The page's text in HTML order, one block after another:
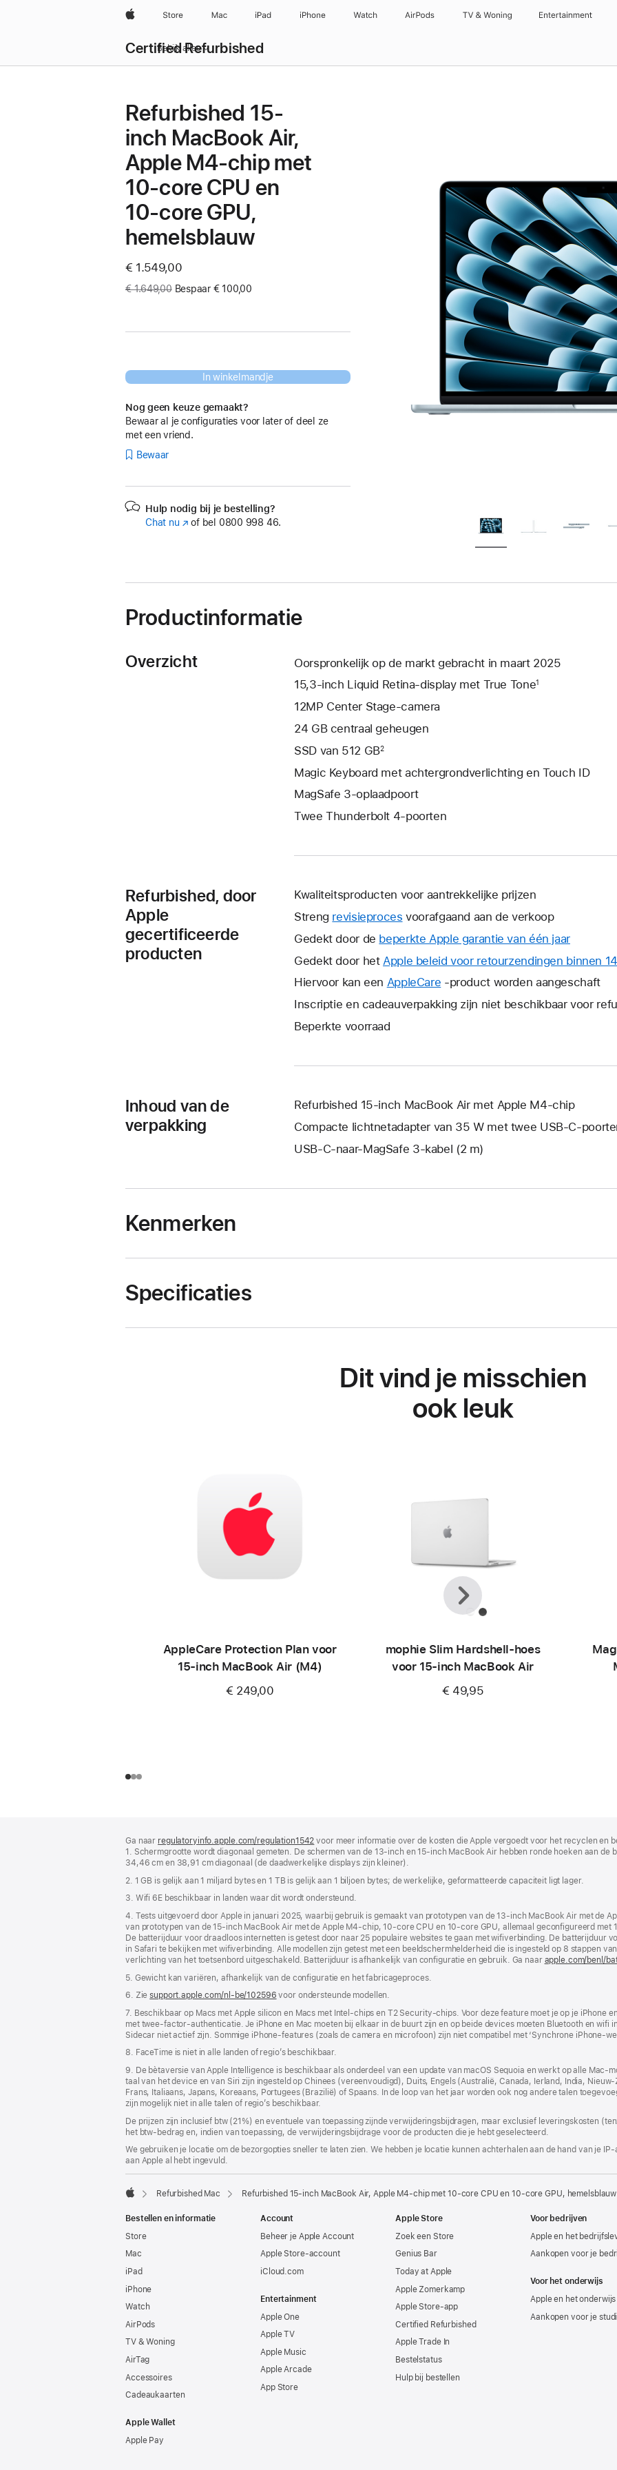
AppleStore Mac iPad iPhone Watch AirPods TV & Woning Entertainment
Certified Refurbished
Bekijk alles
Refurbished 15-
inch MacBook Air,
Apple M4-chip met
10‑core CPU en
10‑core GPU,
hemelsblauw
Now
€ 1.549,00
Was
€ 1.649,00 Bespaar € 100,00
In winkelmandje
Nog geen keuze gemaakt?
Bewaar al je configuraties voor later of deel ze
met een vriend.
Bewaar
Hulp nodig bij je bestelling?
Chat nu (Wordt
of bel 0800 998 46.
Productinformatie
Overzicht
Oorspronkelijk op de markt gebracht in maart 2025
15,3‑inch Liquid Retina‑display met True Tone1
12MP Center Stage-camera
24 GB centraal geheugen
SSD van 512 GB2
Magic Keyboard met achtergrondverlichting en Touch ID
MagSafe 3-oplaadpoort
Twee Thunderbolt 4-poorten
Refurbished, door
Apple
gecertificeerde
producten
Kwaliteitsproducten voor aantrekkelijke prijzen
Streng revisieproces voorafgaand aan de verkoop
Gedekt door de beperkte Apple garantie van één jaarHierdoor
wordt
een
nieuw
Gedekt door het Apple beleid voor retourzendingen binnen
Hiervoor kan een AppleCare Hierdoor
wordt
venster
-product worden aangeschaft
Inscriptie en cadeauverpakking zijn niet beschikbaar voor
Beperkte voorraad
Inhoud van de
verpakking
Refurbished 15-inch MacBook Air met Apple M4-chip
Compacte lichtnetadapter van 35 W met twee USB‑C-
USB‑C-naar-MagSafe 3-kabel (2 m)
Kenmerken
Specificaties
Dit vind je misschien
ook leuk
AppleCare Protection Plan voor
15‑inch MacBook Air (M4)
€ 249,00
mophie Slim Hardshell-hoes
voor 15‑inch MacBook Air
€ 49,95
Vorige
Volgende
Ga naar regulatoryinfo.apple.com/regulation1542 (wordt
in
nieuw
geopend)
voor meer informatie over de kosten die Apple vergoedt voor het recyclen en
1. Schermgrootte wordt diagonaal gemeten. De schermen van de 13‑inch en 15‑inch MacBook Air hebben ronde hoeken aan de
34,46 cm en 38,91 cm diagonaal (de daadwerkelijke displays zijn kleiner).
2. 1 GB is gelijk aan 1 miljard bytes en 1 TB is gelijk aan 1 biljoen bytes; de werkelijke, geformatteerde capaciteit ligt lager.
3. Wifi 6E beschikbaar in landen waar dit wordt ondersteund.
4. Tests uitgevoerd door Apple in januari 2025, waarbij gebruik is gemaakt van prototypen van de 13‑inch MacBook Air met de
van prototypen van de 15‑inch MacBook Air met de Apple M4‑chip, 10‑core CPU en 10‑core GPU, allemaal geconfigureerd met
De batterijduur voor draadloos internetten is getest door naar 25 populaire websites te gaan met wifiverbinding. De batterijduur
in Safari te bekijken met wifiverbinding. Alle modellen zijn getest met een beeldscherm­helderheid die is ingesteld op 8 stappen
verlichting van het toetsenbord uitgeschakeld. Batterijduur is afhankelijk van configuratie en gebruik. Ga naar apple.com/benl/
5. Gewicht kan variëren, afhankelijk van de configuratie en het fabricageproces.
6. Ziesupport.apple.com/nl-be/102596 voor ondersteunde modellen.
7. Beschikbaar op Macs met Apple silicon en Macs met Intel-chips en T2 Security-chips. Voor deze feature moet je op je iPhone
met twee-factor-authenticatie. Je iPhone en Mac moeten bij elkaar in de buurt zijn en op beide devices moeten Bluetooth en wifi
Sidecar niet actief zijn. Sommige iPhone-features (zoals de camera en microfoon) zijn niet compatibel met ‘Synchrone iPhone-
8. FaceTime is niet in alle landen of regio’s beschikbaar.
9. De bètaversie van Apple Intelligence is beschikbaar als onderdeel van een update van macOS Sequoia en werkt op alle Mac-
taal van het device en van Siri zijn ingesteld op Chinees (vereenvoudigd), Duits, Engels (Australië, Canada, Ierland, India,
Frans, Italiaans, Japans, Koreaans, Portugees (Brazilië) of Spaans. In de loop van het jaar worden ook nog andere talen
zijn mogelijk niet in alle talen of regio’s beschikbaar.
De prijzen zijn inclusief btw (21%) en eventuele van toepassing zijnde verwijderingsbijdragen, maar exclusief leveringskosten
het btw-bedrag en, indien van toepassing, de verwijderingsbijdrage voor de producten die je hebt geselecteerd.
We gebruiken je locatie om de bezorgopties sneller te laten zien. We hebben je locatie kunnen achterhalen aan de hand van je
aan Apple al hebt ingevuld.
Refurbished Mac Refurbished 15-inch MacBook Air, Apple M4-chip met 10‑core CPU en 10‑core GPU, hemelsblauw
Bestellen en informatie
Store
Mac
iPad
iPhone
Watch
AirPods
TV & Woning
AirTag
Accessoires
Cadeaukaarten
Apple Wallet
Apple Pay
Account
Beheer je Apple Account
Apple Store-account
iCloud.com
Entertainment
Apple One
Apple TV
Apple Music
Apple Arcade
App Store
Apple Store
Zoek een Store
Genius Bar
Today at Apple
Apple Zomerkamp
Apple Store-app
Certified Refurbished
Apple Trade In
Bestelstatus
Hulp bij bestellen
Voor bedrijven
Apple en het
Aankopen voor je
Voor het onderwijs
Apple en het onderwijs
Aankopen voor je